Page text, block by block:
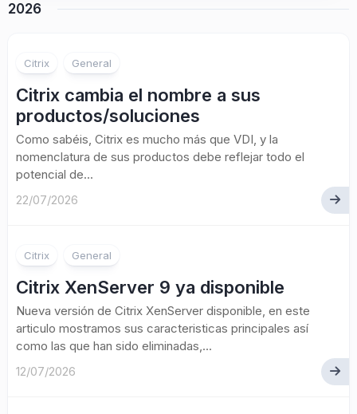
2026
Citrix General
Citrix cambia el nombre a sus
productos/soluciones
Como sabéis, Citrix es mucho más que VDI, y la
nomenclatura de sus productos debe reflejar todo el
potencial de...
22/07/2026
Citrix General
Citrix XenServer 9 ya disponible
Nueva versión de Citrix XenServer disponible, en este
articulo mostramos sus caracteristicas principales así
como las que han sido eliminadas,...
12/07/2026